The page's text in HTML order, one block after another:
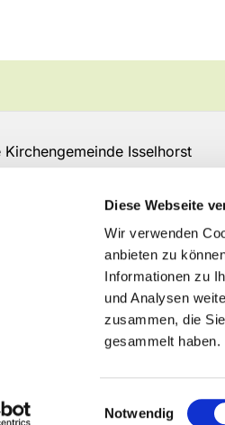
Diese Webseite
Wir verwenden
anbieten zu
Informationen zu
und Analysen
zusammen, die
gesammelt haben.
Notwendig
Kirchengemeinde Isselhorst
ekvw.de